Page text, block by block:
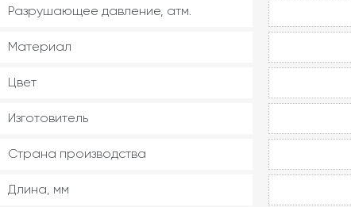
Разрушающее давление, атм.
Материал
Цвет
Изготовитель
Страна производства
Длина, мм